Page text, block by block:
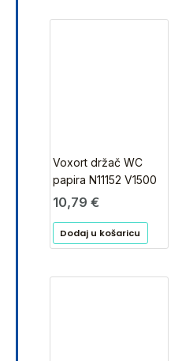
Voxort držač WC
papira N11152 V1500
10,79 €
Dodaj u košaricu